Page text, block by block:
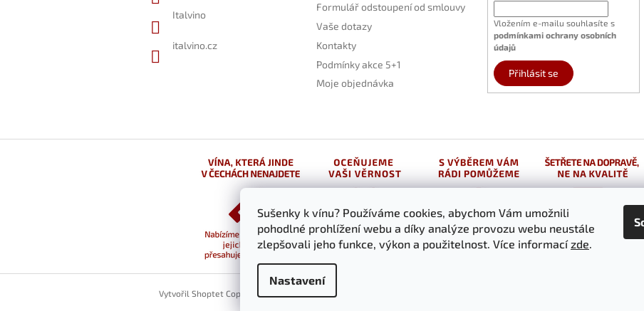
Sušenky k vínu? Používáme cookies, abychom Vám umožnili
pohodlné prohlížení webu a díky analýze provozu webu neustále
zlepšovali jeho funkce, výkon a použitelnost. Více informacízde.
Nastavení
Italvino
italvino.cz
Formulář odstoupení od smlouvy
Vaše dotazy
Kontakty
Podmínky akce 5+1
Moje objednávka
Vložením e-mailu souhlasíte s
podmínkami ochrany osobních
údajů
Přihlásit se
Vytvořil Shoptet Copyright 2026 . Všechna práva vyhrazena.